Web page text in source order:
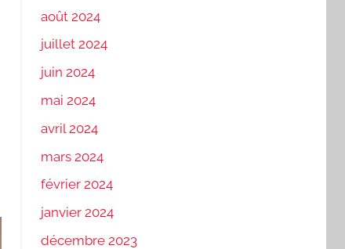
août 2024
juillet 2024
juin 2024
mai 2024
avril 2024
mars 2024
février 2024
janvier 2024
décembre 2023